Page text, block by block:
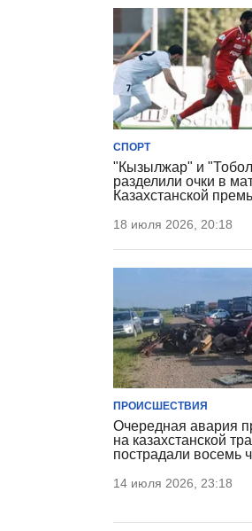
СПОРТ
"Кызылжар" и
разделили очки в
Казахстанской
18 июля 2026, 20:18
ПРОИСШЕСТВИЯ
Очередная авария
на казахстанской
пострадали восемь
14 июля 2026, 23:18